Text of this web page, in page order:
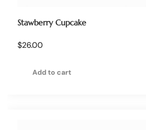
Stawberry Cupcake
$26.00
Add to cart